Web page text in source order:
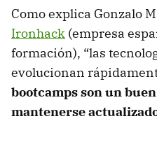
Como explica Gonzalo
Ironhack (empresa
formación), “las
evolucionan
bootcamps son un
mantenerse